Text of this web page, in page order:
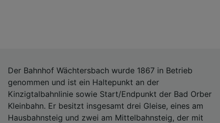
Der Bahnhof Wächtersbach wurde 1867 in Betrieb
genommen und ist ein Haltepunkt an der
Kinzigtalbahnlinie sowie Start/Endpunkt der Bad Orber
Kleinbahn. Er besitzt insgesamt drei Gleise, eines am
Hausbahnsteig und zwei am Mittelbahnsteig, der mit